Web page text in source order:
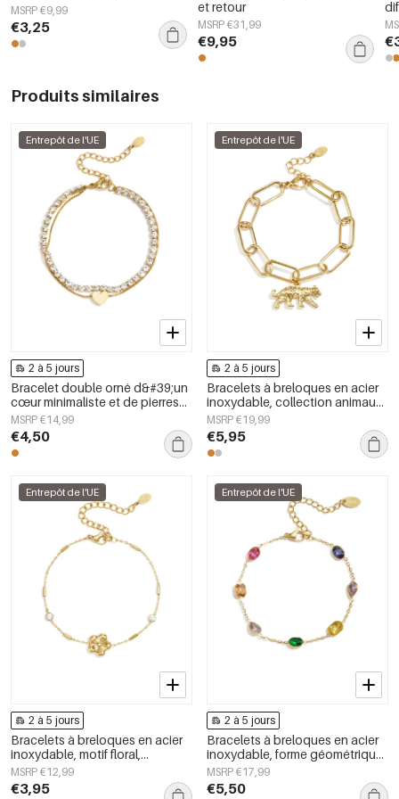
€1,30
0221033-010
MSRP €9,99
€3,25
et retour
MSRP €31,99
€9,95
Produits similaires
Entrepôt de l'UE
2 à 5 jours
Bracelet double orné d&#39;un
cœur minimaliste et de pierres
de zircone
MSRP €14,99
€4,50
Entrepôt de l'UE
2 à 5 jours
Bracelets à breloques en acier
inoxydable, collection animaux,
bijoux simples pour le quotidien
MSRP €19,99
€5,95
Entrepôt de l'UE
2 à 5 jours
Bracelets à breloques en acier
inoxydable, motif floral,
collection Daily Simple, bijoux
pour femmes
MSRP €12,99
€3,95
Entrepôt de l'UE
2 à 5 jours
Bracelets à breloques en acier
inoxydable, forme géométrique,
collection Simple Daily Simple,
bijoux pour femmes
MSRP €17,99
€5,50